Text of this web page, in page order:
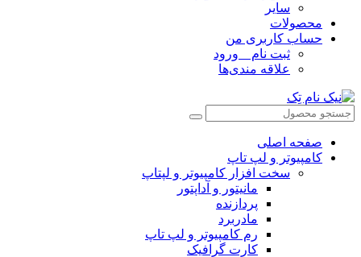
سایر
محصولات
حساب کاربری من
ثبت نام _ ورود
علاقه مندی‌ها
صفحه اصلی
کامپیوتر و‌‌‌‌‌ لپ تاپ
سخت افزار کامپیوتر و لپتاپ
مانیتور و آداپتور
پردازنده
مادربرد
رم کامپیوتر و لپ تاپ
کارت گرافیک